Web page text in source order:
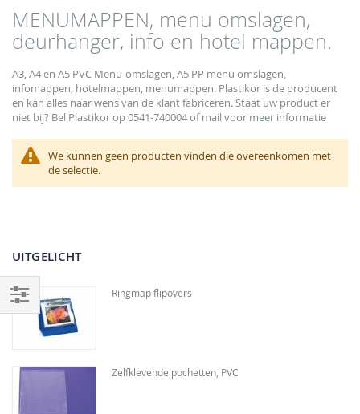
MENUMAPPEN, menu omslagen,
deurhanger, info en hotel mappen.
A3, A4 en A5 PVC Menu-omslagen, A5 PP menu omslagen,
infomappen, hotelmappen, menumappen. Plastikor is de producent
en kan alles naar wens van de klant fabriceren. Staat uw product er
niet bij? Bel Plastikor op 0541-740004 of mail voor meer informatie
We kunnen geen producten vinden die overeenkomen met
de selectie.
Filteren
UITGELICHT
Ringmap flipovers
Zelfklevende pochetten, PVC